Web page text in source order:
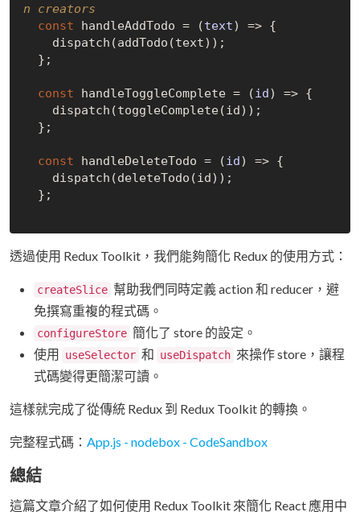
n creators
const handleAddTodo = (text) => {
const handleToggleComplete = (id) => {
const handleDeleteTodo = (id) => {
透過使用 Redux Toolkit，我們能夠簡化 Redux 的使用方式：
createSlice 幫助我們同時定義 action 和 reducer，避
免撰寫重複的程式碼。
configureStore 簡化了 store 的設定。
使用
useSelector 和 useDispatch 來操作 store，讓程
式碼變得更簡潔可讀。
這樣就完成了從傳統 Redux 到 Redux Toolkit 的轉換。
完整程式碼： App.js - nodebox - CodeSandbox
總結
這篇文章介紹了如何使用 Redux Toolkit 來簡化 React 應用中